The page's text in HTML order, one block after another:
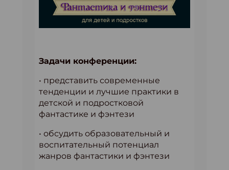
Задачи конференции:
• представить современные
тенденции и лучшие практики в
детской и подростковой
фантастике и фэнтези
• обсудить образовательный и
воспитательный потенциал
жанров фантастики и фэнтези